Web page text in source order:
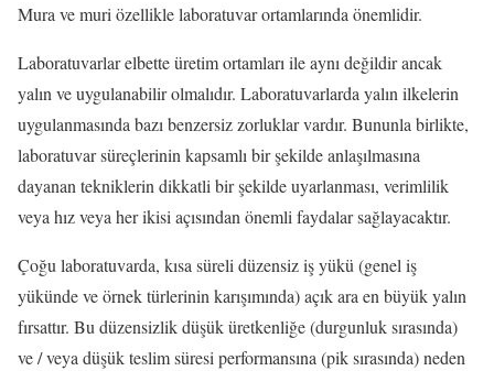
Mura ve muri özellikle laboratuvar ortamlarında önemlidir.
Laboratuvarlar elbette üretim ortamları ile aynı değildir ancak
yalın ve uygulanabilir olmalıdır. Laboratuvarlarda yalın ilkelerin
uygulanmasında bazı benzersiz zorluklar vardır. Bununla birlikte,
laboratuvar süreçlerinin kapsamlı bir şekilde anlaşılmasına
dayanan tekniklerin dikkatli bir şekilde uyarlanması, verimlilik
veya hız veya her ikisi açısından önemli faydalar sağlayacaktır.
Çoğu laboratuvarda, kısa süreli düzensiz iş yükü (genel iş
yükünde ve örnek türlerinin karışımında) açık ara en büyük yalın
fırsattır. Bu düzensizlik düşük üretkenliğe (durgunluk sırasında)
ve / veya düşük teslim süresi performansına (pik sırasında) neden